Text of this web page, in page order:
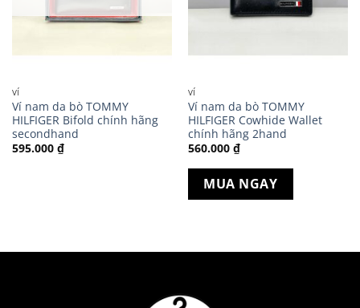
VÍ
Ví nam da bò TOMMY
HILFIGER Bifold chính hãng
secondhand
595.000 ₫
VÍ
Ví nam da bò TOMMY
HILFIGER Cowhide Wallet
chính hãng 2hand
560.000 ₫
MUA NGAY